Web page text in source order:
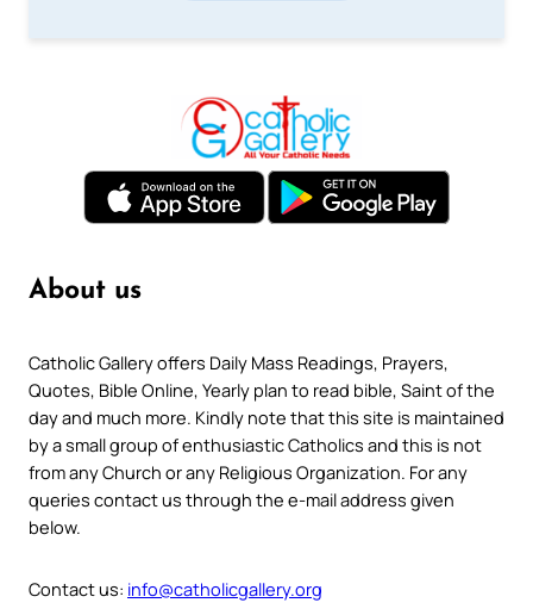
About us
Catholic Gallery offers Daily Mass Readings, Prayers,
Quotes, Bible Online, Yearly plan to read bible, Saint of the
day and much more. Kindly note that this site is maintained
by a small group of enthusiastic Catholics and this is not
from any Church or any Religious Organization. For any
queries contact us through the e-mail address given
below.
Contact us: info@catholicgallery.org